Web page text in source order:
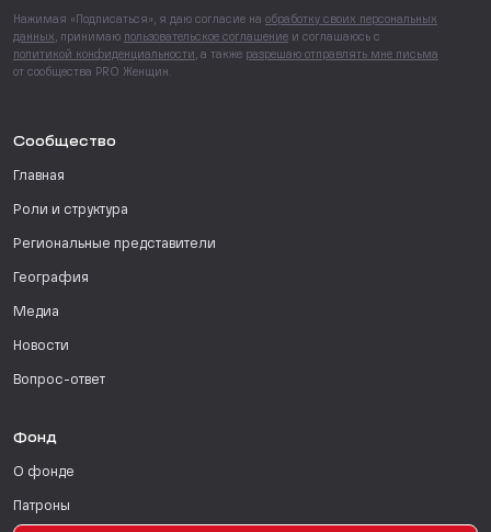
Нажимая «Подписаться», я даю согласие на обработку своих персональных
данных , принимаю пользовательское соглашение и соглашаюсь с
политикой конфиденциальности , а также разрешаю отправлять мне письма
от сообщества PRO Женщин.
Сообщество
Главная
Роли и структура
Региональные представители
География
Медиа
Новости
Вопрос-ответ
Фонд
О фонде
Патроны